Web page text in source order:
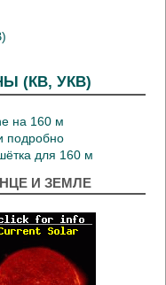
(КВ, УКВ)
на 160 м
подробно
для 160 м
И ЗЕМЛЕ